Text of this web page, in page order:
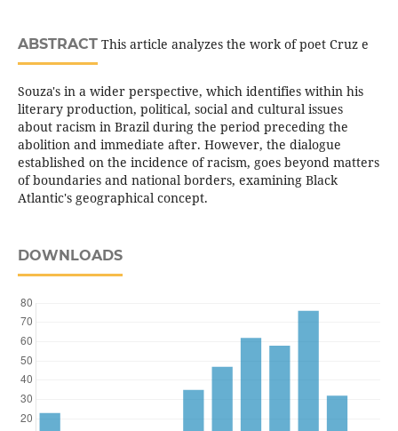
ABSTRACTThis article analyzes the work of poet Cruz e
Souza's in a wider perspective, which identifies within his
literary production, political, social and cultural issues
about racism in Brazil during the period preceding the
abolition and immediate after. However, the dialogue
established on the incidence of racism, goes beyond matters
of boundaries and national borders, examining Black
Atlantic's geographical concept.
DOWNLOADS